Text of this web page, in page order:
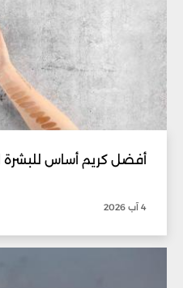
أفضل كريم أساس للبشرة
4 آب 2026